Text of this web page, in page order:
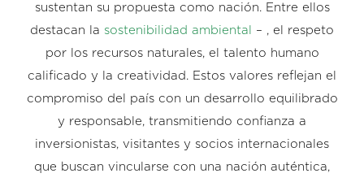
sustentan su propuesta como nación. Entre ellos
destacan la sostenibilidad ambiental
– , el respeto
por los recursos naturales, el talento humano
calificado y la creatividad. Estos valores reflejan el
compromiso del país con un desarrollo equilibrado
y responsable, transmitiendo confianza a
inversionistas, visitantes y socios internacionales
que buscan vincularse con una nación auténtica,